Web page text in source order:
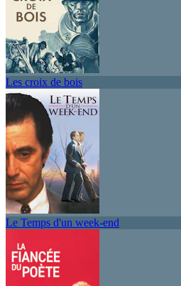
Les croix de bois
Le Temps d'un week-end